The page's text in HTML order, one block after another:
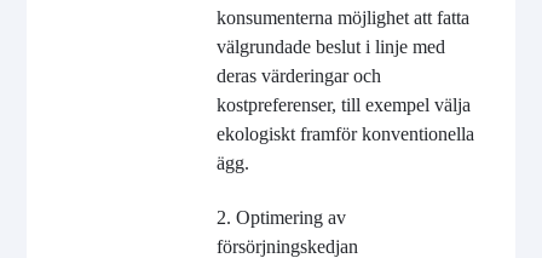
konsumenterna möjlighet att fatta
välgrundade beslut i linje med
deras värderingar och
kostpreferenser, till exempel välja
ekologiskt framför konventionella
ägg.
2. Optimering av
försörjningskedjan